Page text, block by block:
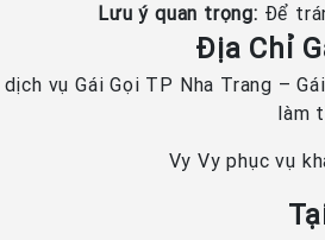
Lưu ý quan trọng: Để
Địa Chỉ
dịch vụ Gái Gọi TP Nha Trang –
làm
Vy Vy phục vụ